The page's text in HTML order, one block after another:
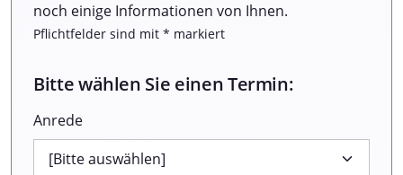
noch einige Informationen von Ihnen.
Pflichtfelder sind mit * markiert
Bitte wählen Sie einen Termin:
Anrede